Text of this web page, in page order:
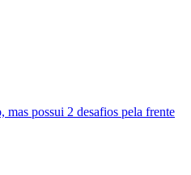
mas possui 2 desafios pela frente